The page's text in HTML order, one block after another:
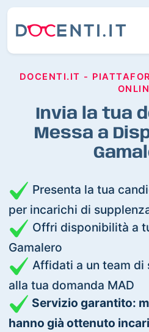
DOCENTI.IT -
Invia la tua
Messa a
Presenta la tua
per incarichi di
Offri disponibilità a
Gamalero
Affidati a un team
alla tua domanda MAD
Servizio garantito:
hanno già ottenuto